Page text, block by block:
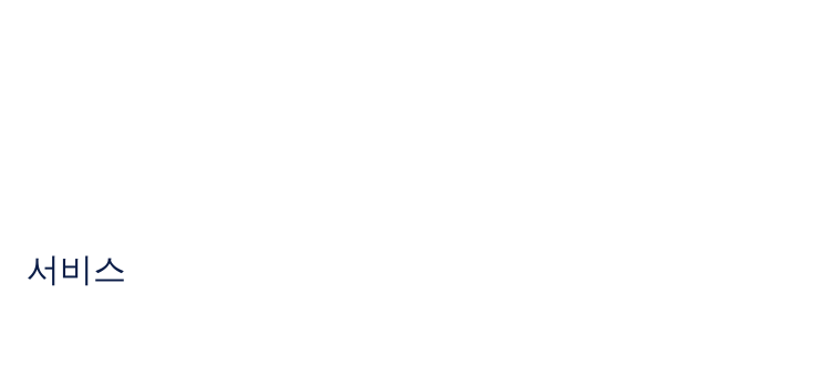
서비스